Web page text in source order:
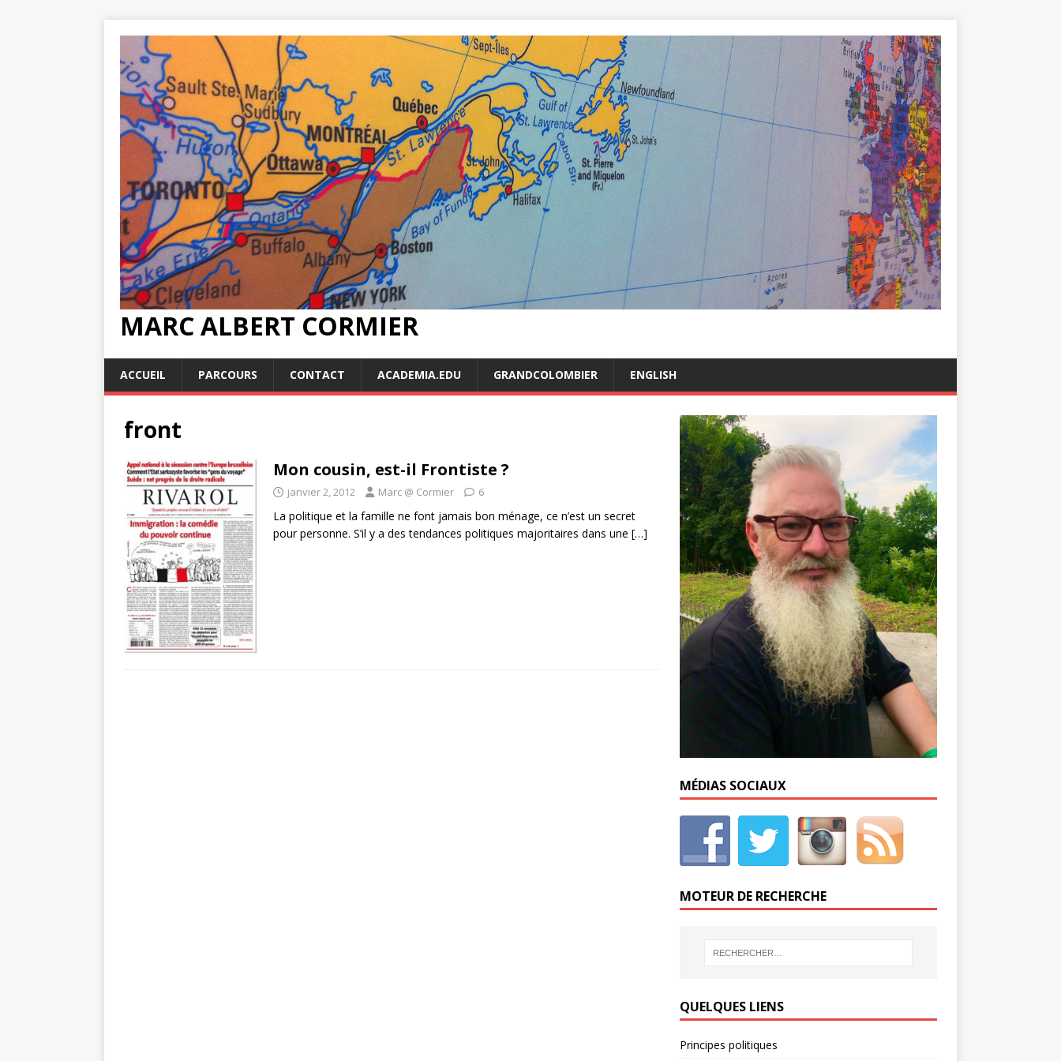
MARC ALBERT CORMIER
ACCUEIL PARCOURS CONTACT ACADEMIA.EDU GRANDCOLOMBIER ENGLISH
front
Mon cousin, est-il Frontiste ?
janvier 2, 2012 Marc @ Cormier 6
La politique et la famille ne font jamais bon ménage, ce n’est un secret
pour personne. S’il y a des tendances politiques majoritaires dans une […]
MÉDIAS SOCIAUX
MOTEUR DE RECHERCHE
QUELQUES LIENS
Principes politiques